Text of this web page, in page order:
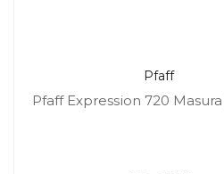
Pfaff
Pfaff Expression 720